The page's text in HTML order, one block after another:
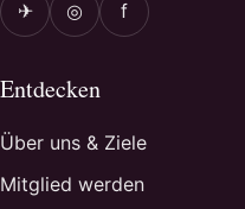
✈ ◎ f
Entdecken
Über uns & Ziele
Mitglied werden